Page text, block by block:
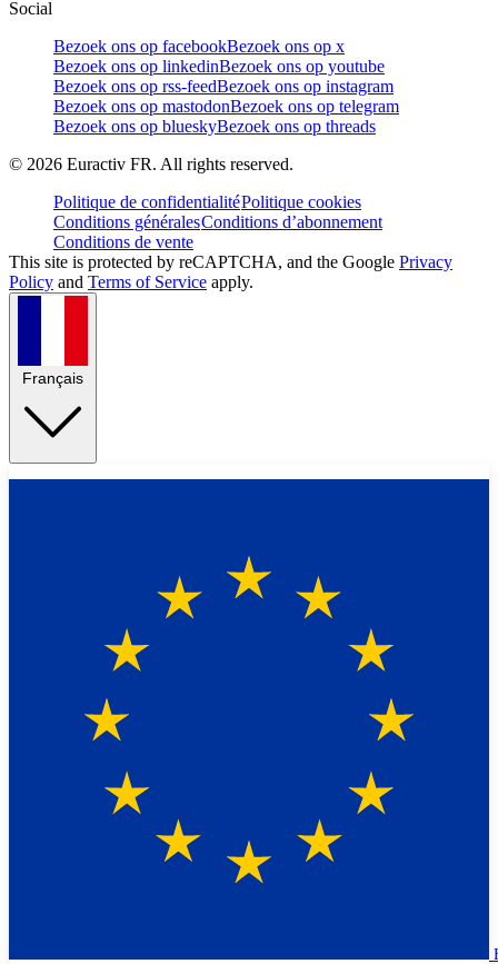
Social
Bezoek ons op facebookBezoek ons op x
Bezoek ons op linkedinBezoek ons op youtube
Bezoek ons op rss-feedBezoek ons op instagram
Bezoek ons op mastodonBezoek ons op telegram
Bezoek ons op blueskyBezoek ons op threads
© 2026 Euractiv FR. All rights reserved.
Politique de confidentialitéPolitique cookies
Conditions généralesConditions d’abonnement
Conditions de vente
This site is protected by reCAPTCHA, and the Google Privacy
Policy and Terms of Service apply.
Français